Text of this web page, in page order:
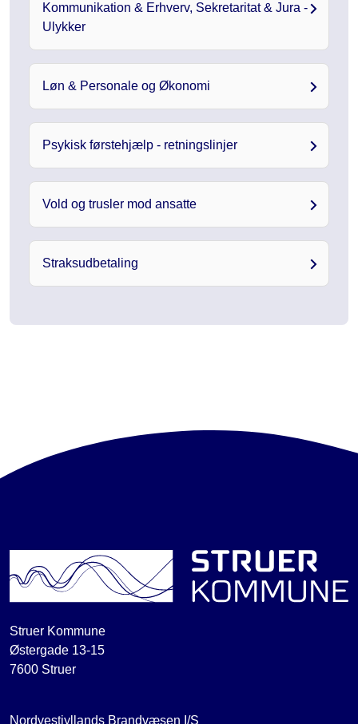
Kommunikation & Erhverv, Sekretaritat & Jura -
Ulykker
Løn & Personale og Økonomi
Psykisk førstehjælp - retningslinjer
Vold og trusler mod ansatte
Straksudbetaling
Struer Kommune
Østergade 13-15
7600 Struer
Nordvestjyllands Brandvæsen I/S